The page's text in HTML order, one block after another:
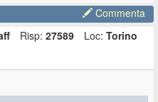
Commenta
Risp: 27589 Loc: Torino